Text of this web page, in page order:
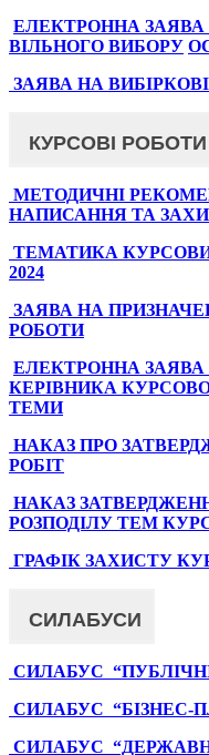
ЕЛЕКТРОННА
ВІЛЬНОГО ВИБОРУ
ЗАЯВА НА
КУРСОВІ РОБОТИ
МЕТОДИЧНІ
НАПИСАННЯ ТА
ТЕМАТИКА
2024
ЗАЯВА НА
РОБОТИ
ЕЛЕКТРОННА
КЕРІВНИКА
ТЕМИ
НАКАЗ ПРО
РОБІТ
НАКАЗ
РОЗПОДІЛУ ТЕМ
ГРАФІК ЗАХИСТУ
СИЛАБУСИ
СИЛАБУС
СИЛАБУС “БІЗНЕС-
СИЛАБУС